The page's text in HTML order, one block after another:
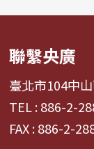
聯繫央廣
臺北市104中
TEL : 886-2-
FAX : 886-2-